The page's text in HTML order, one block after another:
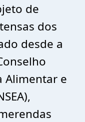
de
dos
desde a
Alimentar e